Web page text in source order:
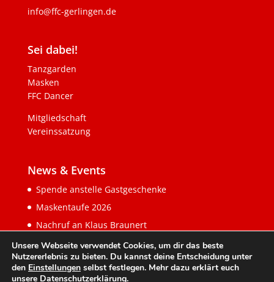
info@ffc-gerlingen.de
Sei dabei!
Tanzgarden
Masken
FFC Dancer
Mitgliedschaft
Vereinssatzung
News & Events
Spende anstelle Gastgeschenke
Maskentaufe 2026
Nachruf an Klaus Braunert
Unsere Webseite verwendet Cookies, um dir das beste
Nutzererlebnis zu bieten. Du kannst deine Entscheidung unter
den Einstellungen selbst festlegen. Mehr dazu erklärt euch
unsere Datenschutzerklärung.